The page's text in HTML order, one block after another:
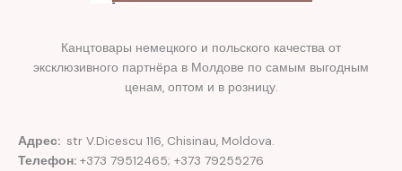
Канцтовары немецкого и польского качества от
эксклюзивного партнёра в Молдове по самым выгодным
ценам, оптом и в розницу.
Адрес: str V.Dicescu 116, Chisinau, Moldova.
Телефон: +373 79512465; +373 79255276